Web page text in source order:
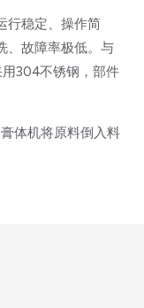
行稳定、操作简
、故障率极低。与
304不锈钢，部件
体机将原料倒入料